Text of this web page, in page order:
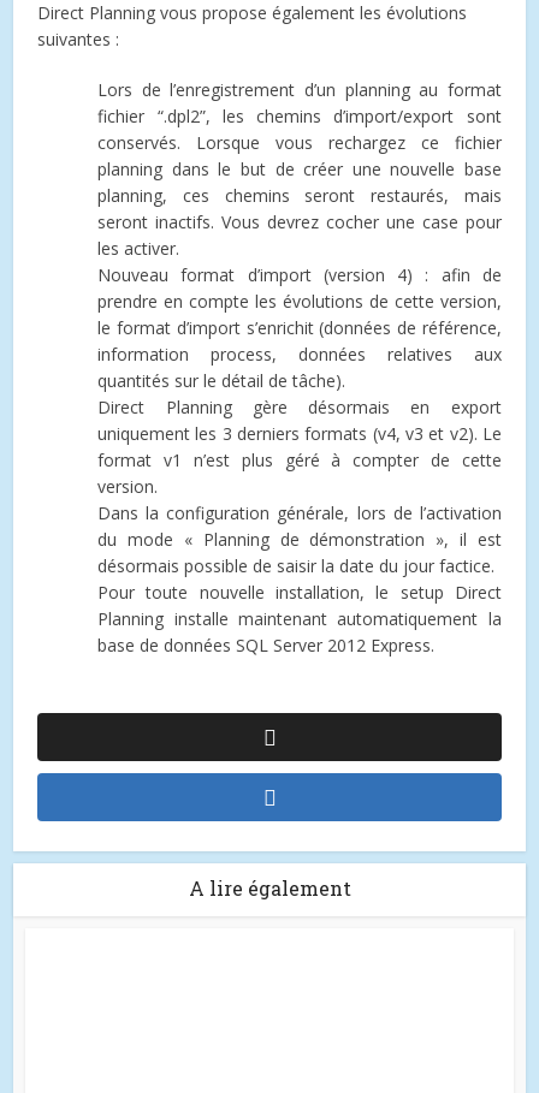
Direct Planning vous propose également les évolutions
suivantes :
Lors de l’enregistrement d’un planning au format
fichier “.dpl2”, les chemins d’import/export sont
conservés. Lorsque vous rechargez ce fichier
planning dans le but de créer une nouvelle base
planning, ces chemins seront restaurés, mais
seront inactifs. Vous devrez cocher une case pour
les activer.
Nouveau format d’import (version 4) : afin de
prendre en compte les évolutions de cette version,
le format d’import s’enrichit (données de référence,
information process, données relatives aux
quantités sur le détail de tâche).
Direct Planning gère désormais en export
uniquement les 3 derniers formats (v4, v3 et v2). Le
format v1 n’est plus géré à compter de cette
version.
Dans la configuration générale, lors de l’activation
du mode « Planning de démonstration », il est
désormais possible de saisir la date du jour factice.
Pour toute nouvelle installation, le setup Direct
Planning installe maintenant automatiquement la
base de données SQL Server 2012 Express.
A lire également